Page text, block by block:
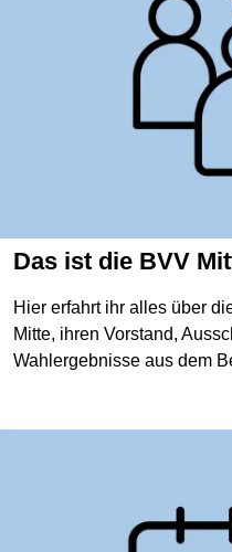
Das ist die BVV
Hier erfahrt ihr alles über
Mitte, ihren Vorstand,
Wahlergebnisse aus dem